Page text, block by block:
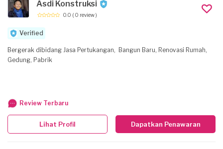
Asdi Konstruksi
0.0 ( 0 review )
Verified
Bergerak dibidang Jasa Pertukangan, Bangun Baru, Renovasi Rumah,
Gedung, Pabrik
Review Terbaru
Dapatkan Penawaran
Lihat Profil